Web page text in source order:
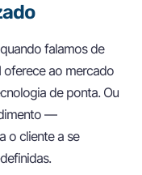
falamos de
ao mercado
de ponta. Ou
—
o cliente a se